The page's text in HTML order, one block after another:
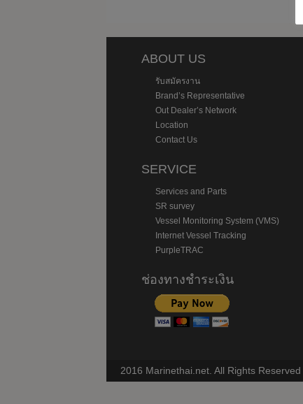
ABOUT US
รับสมัครงาน
Brand’s Representative
Out Dealer’s Network
Location
Contact Us
SERVICE
Services and Parts
SR survey
Vessel Monitoring System (VMS)
Internet Vessel Tracking
PurpleTRAC
ช่องทางชำระเงิน
2016 Marinethai.net. All Rights Reserved